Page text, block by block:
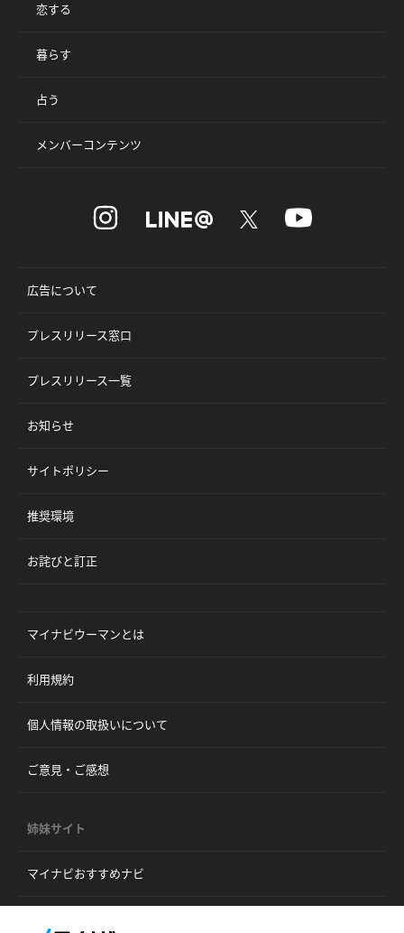
恋する
暮らす
占う
メンバーコンテンツ
広告について
プレスリリース窓口
プレスリリース一覧
お知らせ
サイトポリシー
推奨環境
お詫びと訂正
マイナビウーマンとは
利用規約
個人情報の取扱いについて
ご意見・ご感想
姉妹サイト
マイナビおすすめナビ